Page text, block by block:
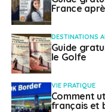
France
DESTINATIONS
Guide
le Golfe
VIE PRATIQUE
Comment
français et